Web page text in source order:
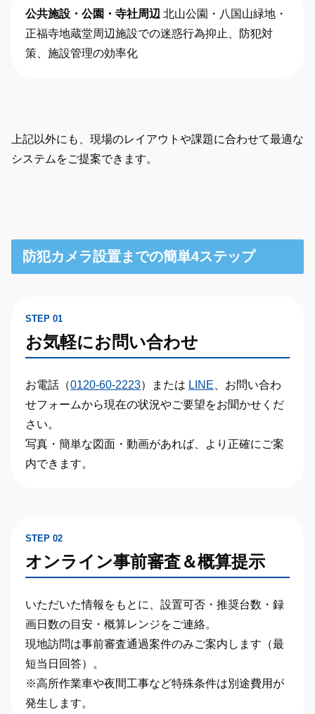
公共施設・公園・寺社周辺 北山公園・八国山緑地・
正福寺地蔵堂周辺施設での迷惑行為抑止、防犯対
策、施設管理の効率化
上記以外にも、現場のレイアウトや課題に合わせて最適な
システムをご提案できます。
防犯カメラ設置までの簡単4ステップ
STEP 01
お気軽にお問い合わせ
お電話（0120-60-2223）または LINE 、お問い合わ
せフォームから現在の状況やご要望をお聞かせくだ
さい。
写真・簡単な図面・動画があれば、より正確にご案
内できます。
STEP 02
オンライン事前審査＆概算提示
いただいた情報をもとに、 設置可否・推奨台数・録
画日数の目安・概算レンジをご連絡。
現地訪問は事前審査通過案件のみご案内します（最
短当日回答）。
※高所作業車や夜間工事など特殊条件は別途費用が
発生します。